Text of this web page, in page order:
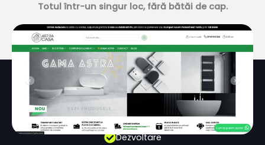
Totul într-un singurloc, fără bătăide cap.
Dezvoltare